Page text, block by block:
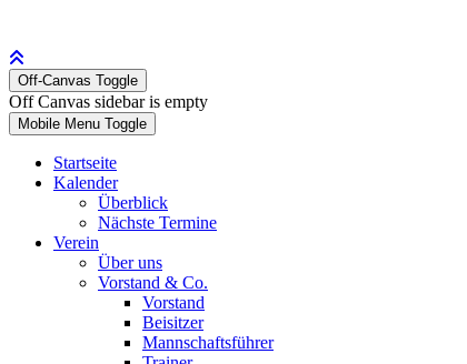
Off-Canvas Toggle
Off Canvas sidebar is empty
Mobile Menu Toggle
Startseite
Kalender
Überblick
Nächste Termine
Verein
Über uns
Vorstand & Co.
Vorstand
Beisitzer
Mannschaftsführer